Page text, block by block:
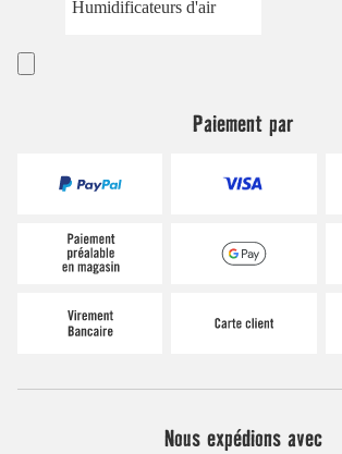
Humidificateurs d'air
Paiement par
Nous expédions avec